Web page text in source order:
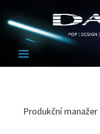
Produkční manažer